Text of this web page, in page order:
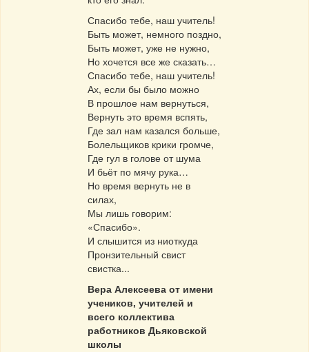
Спасибо тебе, наш учитель!
Быть может, немного поздно,
Быть может, уже не нужно,
Но хочется все же сказать…
Спасибо тебе, наш учитель!
Ах, если бы было можно
В прошлое нам вернуться,
Вернуть это время вспять,
Где зал нам казался больше,
Болельщиков крики громче,
Где гул в голове от шума
И бьёт по мячу рука…
Но время вернуть не в
силах,
Мы лишь говорим:
«Спасибо».
И слышится из ниоткуда
Пронзительный свист
свистка...
Вера Алексеева от имени
учеников, учителей и
всего коллектива
работников Дьяковской
школы